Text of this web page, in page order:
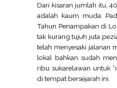
Dari kisaran jumlah itu,
adalah kaum muda.
Tahun Penampakan di
tak kurang tujuh juta
telah menyesaki jalanan
lokal bahkan sudah
ribu sukarelawan untuk
di tempat bersejarah ini.